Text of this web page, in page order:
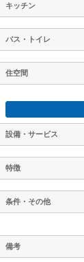
キッチン
バス・トイレ
住空間
設備・サービス
特徴
条件・その他
備考